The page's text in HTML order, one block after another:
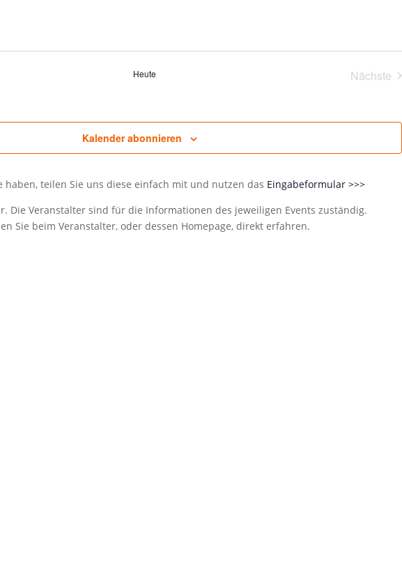
Heute
Nächste
Kalender abonnieren
haben, teilen Sie uns diese einfach mit und nutzen das Eingabeformular >>>
Die Veranstalter sind für die Informationen des jeweiligen Events zuständig.
Sie beim Veranstalter, oder dessen Homepage, direkt erfahren.